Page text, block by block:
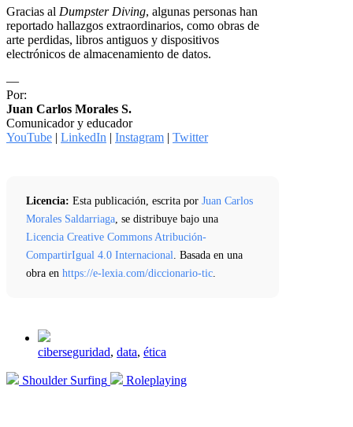
Gracias al Dumpster Diving, algunas personas han
reportado hallazgos extraordinarios, como obras de
arte perdidas, libros antiguos y dispositivos
electrónicos de almacenamiento de datos.
—
Por:
Juan Carlos Morales S.
Comunicador y educador
YouTube | LinkedIn | Instagram | Twitter
Licencia: Esta publicación, escrita por Juan Carlos
Morales Saldarriaga , se distribuye bajo una
Licencia Creative Commons Atribución-
CompartirIgual 4.0 Internacional . Basada en una
obra en https://e-lexia.com/diccionario-tic
Etiquetado
ciberseguridad, data, ética
Entrada
Shoulder Surfing
Entrada
Roleplaying